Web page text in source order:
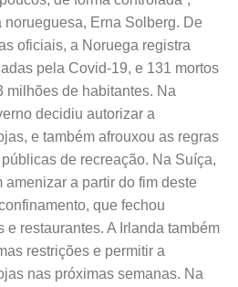
Erna Solberg. De
oficiais, a Noruega registra
pela Covid-19, e 131 mortos
milhões de habitantes. Na
decidiu autorizar a
e também afrouxou as regras
de recreação. Na Suíça,
a partir do fim deste
que fechou
e restaurantes. A Irlanda também
restrições e permitir a
nas próximas semanas. Na